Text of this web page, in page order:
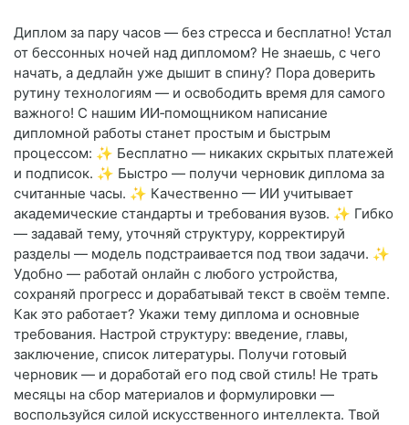
Диплом за пару часов — без стресса и бесплатно! Устал
от бессонных ночей над дипломом? Не знаешь, с чего
начать, а дедлайн уже дышит в спину? Пора доверить
рутину технологиям — и освободить время для самого
важного! С нашим ИИ‑помощником написание
дипломной работы станет простым и быстрым
процессом: ✨ Бесплатно — никаких скрытых платежей
и подписок. ✨ Быстро — получи черновик диплома за
считанные часы. ✨ Качественно — ИИ учитывает
академические стандарты и требования вузов. ✨ Гибко
— задавай тему, уточняй структуру, корректируй
разделы — модель подстраивается под твои задачи. ✨
Удобно — работай онлайн с любого устройства,
сохраняй прогресс и дорабатывай текст в своём темпе.
Как это работает? Укажи тему диплома и основные
требования. Настрой структуру: введение, главы,
заключение, список литературы. Получи готовый
черновик — и доработай его под свой стиль! Не трать
месяцы на сбор материалов и формулировки —
воспользуйся силой искусственного интеллекта. Твой